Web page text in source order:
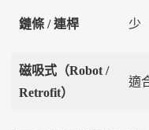
鏈條 / 連桿 少
磁吸式（Robot /
Retrofit）
適